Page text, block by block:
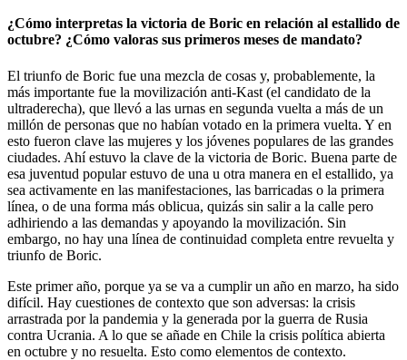
¿Cómo interpretas la victoria de Boric en relación al estallido de
octubre? ¿Cómo valoras sus primeros meses de mandato?
El triunfo de Boric fue una mezcla de cosas y, probablemente, la
más importante fue la movilización anti-Kast (el candidato de la
ultraderecha), que llevó a las urnas en segunda vuelta a más de un
millón de personas que no habían votado en la primera vuelta. Y en
esto fueron clave las mujeres y los jóvenes populares de las grandes
ciudades. Ahí estuvo la clave de la victoria de Boric. Buena parte de
esa juventud popular estuvo de una u otra manera en el estallido, ya
sea activamente en las manifestaciones, las barricadas o la primera
línea, o de una forma más oblicua, quizás sin salir a la calle pero
adhiriendo a las demandas y apoyando la movilización. Sin
embargo, no hay una línea de continuidad completa entre revuelta y
triunfo de Boric.
Este primer año, porque ya se va a cumplir un año en marzo, ha sido
difícil. Hay cuestiones de contexto que son adversas: la crisis
arrastrada por la pandemia y la generada por la guerra de Rusia
contra Ucrania. A lo que se añade en Chile la crisis política abierta
en octubre y no resuelta. Esto como elementos de contexto.